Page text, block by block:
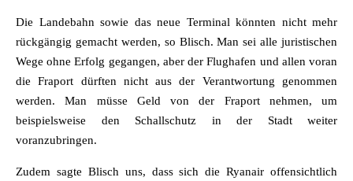
Die Landebahn sowie das neue Terminal könnten nicht mehr
rückgängig gemacht werden, so Blisch. Man sei alle juristischen
Wege ohne Erfolg gegangen, aber der Flughafen und allen voran
die Fraport dürften nicht aus der Verantwortung genommen
werden. Man müsse Geld von der Fraport nehmen, um
beispielsweise den Schallschutz in der Stadt weiter
voranzubringen.
Zudem sagte Blisch uns, dass sich die Ryanair offensichtlich